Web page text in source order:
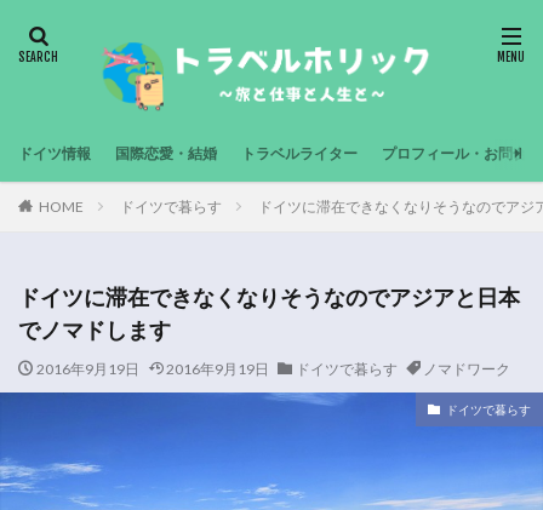
ドイツ情報 国際恋愛・結婚 トラベルライター プロフィール・お問合せ
HOME ドイツで暮らす ドイツに滞在できなくなりそうなのでアジ
ドイツに滞在できなくなりそうなのでアジアと日本
でノマドします
2016年9月19日 2016年9月19日 ドイツで暮らす ノマドワーク
ドイツで暮らす